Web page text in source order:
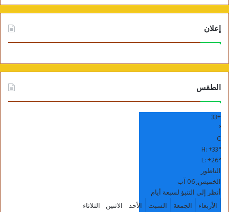
إعلان
الطقس
+
33
°
C
H:+33°
L:+26°
الناظور
الخميس, 06 آب
أنظر إلى التنبؤ لسبعة أيام
الأربعاء
الجمعة السبت الأحد الاثنين
الثلاثاء